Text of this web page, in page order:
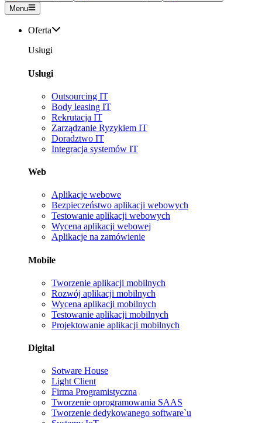
Menu
Oferta
Usługi
Usługi
Outsourcing IT
Body leasing IT
Rekrutacja IT
Zarządzanie Ryzykiem IT
Doradztwo IT
Integracja systemów IT
Web
Aplikacje webowe
Bezpieczeństwo aplikacji webowych
Testowanie aplikacji webowych
Wycena aplikacji webowej
Aplikacje na zamówienie
Mobile
Tworzenie aplikacji mobilnych
Rozwój aplikacji mobilnych
Wycena aplikacji mobilnych
Testowanie aplikacji mobilnych
Projektowanie aplikacji mobilnych
Digital
Sotware House
Light Client
Firma Programistyczna
Tworzenie oprogramowania SAAS
Tworzenie dedykowanego software`u